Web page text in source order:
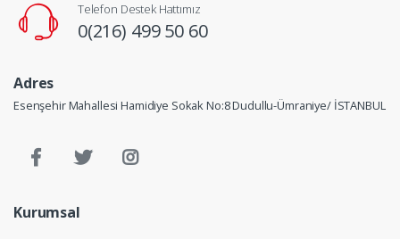
Telefon Destek Hattımız
0(216) 499 50 60
Adres
Esenşehir Mahallesi Hamidiye Sokak No:8 Dudullu-Ümraniye/ İSTANBUL
Kurumsal